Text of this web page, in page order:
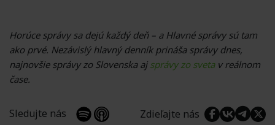
Horúce správy sa dejú každý deň – a Hlavné správy sú tam
ako prvé. Nezávislý hlavný denník prináša správy dnes,
najnovšie správy zo Slovenska aj správy zo svetav reálnom
čase.
Sledujte nás Zdieľajte nás